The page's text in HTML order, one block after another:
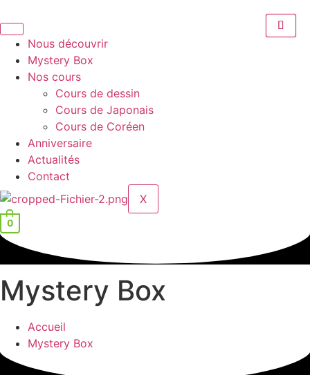
au
contenuNous découvrir
Mystery Box
Nos cours
Cours de dessin
Cours de Japonais
Cours de Coréen
Anniversaire
Actualités
Contact
X
0
Mystery Box
Accueil
Mystery Box